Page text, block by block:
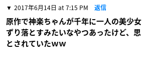
2017年6月14日 at 7:15 PM 返信
原作で神楽ちゃんが千年に一人の美少
ずり落とすみたいなやつあったけど、
とされていたｗｗ